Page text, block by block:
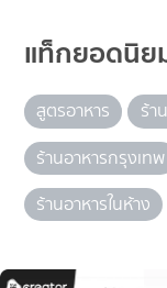
แท็กยอดนิย
สูตรอาหาร ร้า
ร้านอาหารกรุงเทพ
ร้านอาหารในห้าง